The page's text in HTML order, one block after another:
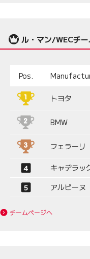
ル・マン/WECチ
Pos.
トヨタ
BMW
フェラーリ
キャデラッ
アルピーヌ
チームページへ